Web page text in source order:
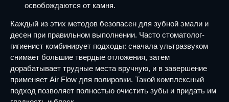
освобождаются от камня.
Каждый из этих методов безопасен для зубной эмали и
десен при правильном выполнении. Часто стоматолог-
гигиенист комбинирует подходы: сначала ультразвуком
снимает большие твердые отложения, затем
дорабатывает трудные места вручную, и в завершение
применяет Air Flow для полировки. Такой комплексный
подход позволяет полностью очистить зубы и придать им